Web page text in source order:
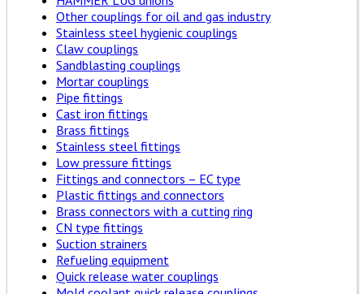
Other couplings for oil and gas industry
Stainless steel hygienic couplings
Claw couplings
Sandblasting couplings
Mortar couplings
Pipe fittings
Cast iron fittings
Brass fittings
Stainless steel fittings
Low pressure fittings
Fittings and connectors – EC type
Plastic fittings and connectors
Brass connectors with a cutting ring
CN type fittings
Suction strainers
Refueling equipment
Quick release water couplings